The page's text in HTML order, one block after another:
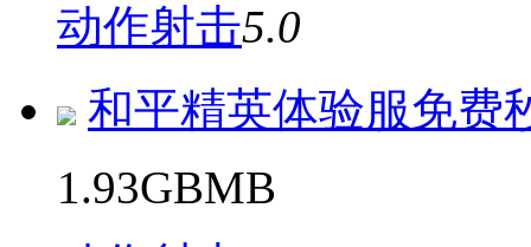
动作射击5.0
和平精英体验服免费
1.93GBMB